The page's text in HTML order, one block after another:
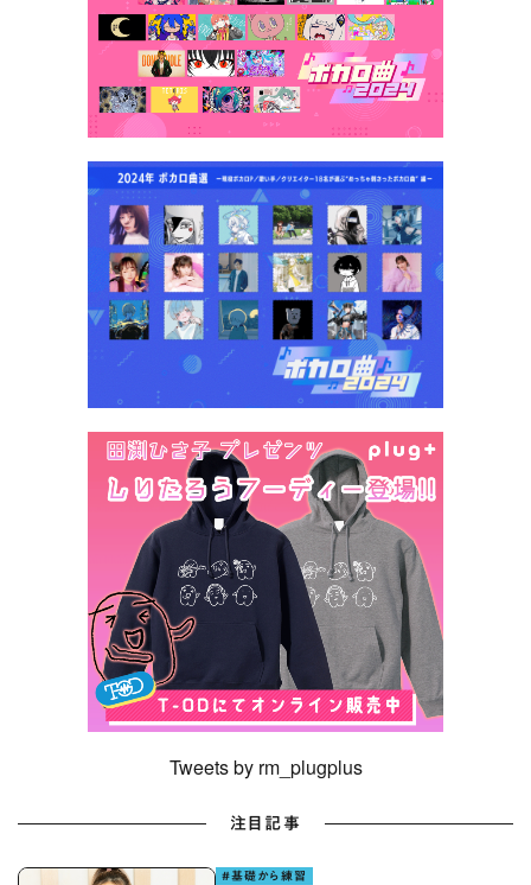
Tweets by rm_plugplus
注目記事
#基礎から練習